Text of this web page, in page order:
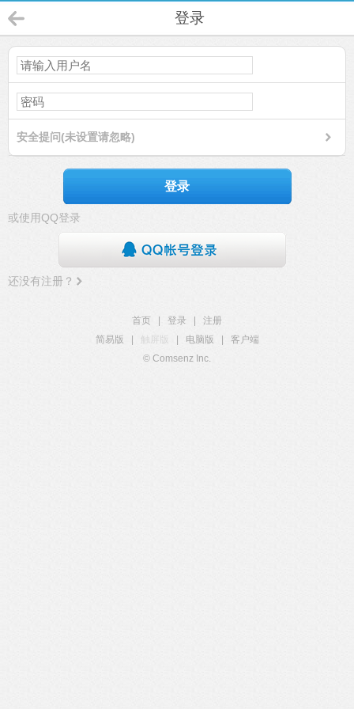
登录
安全提问(未设置请忽略)
登录
或使用QQ登录
还没有注册？
首页 登录
注册
简易版
触屏版 电脑版
客户端
© Comsenz Inc.